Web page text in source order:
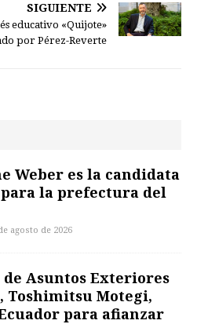
SIGUIENTE
educativo «Quijote»
por Pérez-Reverte
Weber es la candidata
para la prefectura del
agosto de 2026
Asuntos Exteriores
Toshimitsu Motegi,
para afianzar